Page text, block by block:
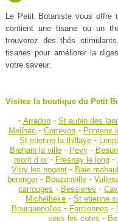
Le Petit Botaniste vous offre
contient une tisane ou un
trouverez des thés
tisanes pour améliorer la
votre saveur.
Visitez la boutique du Petit
- Arradon- St aubin des
Meilhac - Correvon- Pontenx
St etienne la thillaye-
Brehain la ville- Pevy-
mont d or- Fresnay le long-
Vitry les nogent - Baie
berenger- Bouzanville -
carrouges - Bessieres -
Michelbeke -St etienne
Bourguenolles - Farciennes -
sous les cotes -